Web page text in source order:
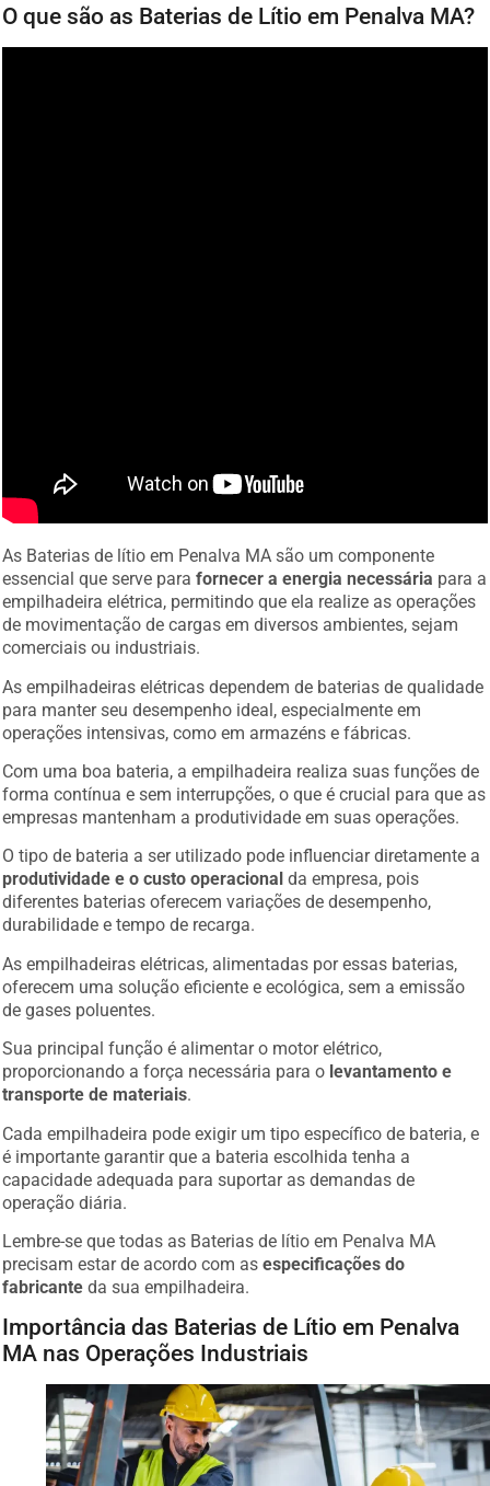
O que são as Baterias de Lítio em Penalva MA?
As Baterias de lítio em Penalva MA são um componente
essencial que serve parafornecer a energia necessária para a
empilhadeira elétrica, permitindo que ela realize as operações
de movimentação de cargas em diversos ambientes, sejam
comerciais ou industriais.
As empilhadeiras elétricas dependem de baterias de qualidade
para manter seu desempenho ideal, especialmente em
operações intensivas, como em armazéns e fábricas.
Com uma boa bateria, a empilhadeira realiza suas funções de
forma contínua e sem interrupções, o que é crucial para que as
empresas mantenham a produtividade em suas operações.
O tipo de bateria a ser utilizado pode influenciar diretamente a
produtividade e o custo operacional da empresa, pois
diferentes baterias oferecem variações de desempenho,
durabilidade e tempo de recarga.
As empilhadeiras elétricas, alimentadas por essas baterias,
oferecem uma solução eficiente e ecológica, sem a emissão
de gases poluentes.
Sua principal função é alimentar o motor elétrico,
proporcionando a força necessária para o levantamento e
transporte de materiais.
Cada empilhadeira pode exigir um tipo específico de bateria, e
é importante garantir que a bateria escolhida tenha a
capacidade adequada para suportar as demandas de
operação diária.
Lembre-se que todas as Baterias de lítio em Penalva MA
precisam estar de acordo com as especificações do
fabricante da sua empilhadeira.
Importância das Baterias de Lítio em Penalva
MA nas Operações Industriais